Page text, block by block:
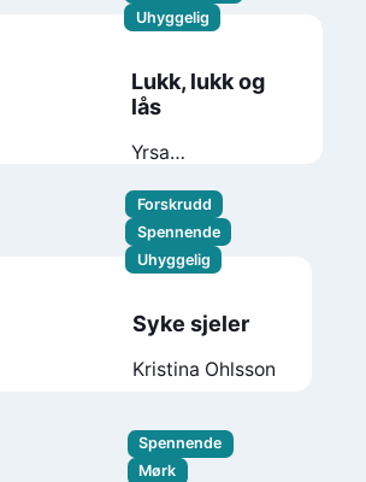
Uhyggelig
Lukk, lukk og
lås
Yrsa
Forskrudd
Spennende
Uhyggelig
Syke sjeler
Kristina Ohlsson
Spennende
Mørk